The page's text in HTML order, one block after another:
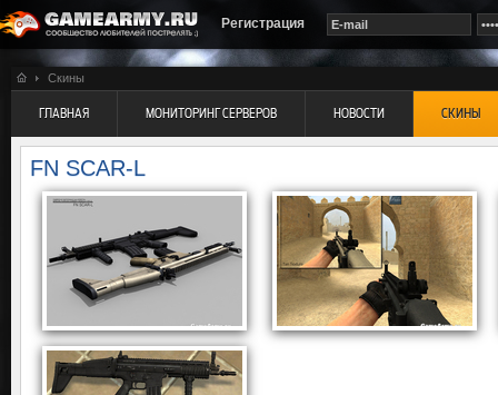
Регистрация
Скины
ГЛАВНАЯ МОНИТОРИНГ СЕРВЕРОВ НОВОСТИ СКИНЫ
FN SCAR-L